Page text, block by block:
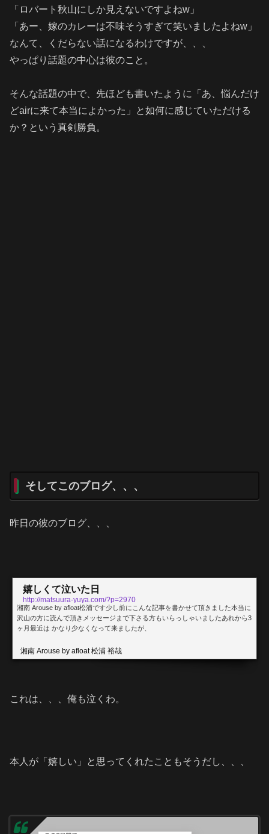
「ロバート秋山にしか見えないですよねw」
「あー、嫁のカレーは不味そうすぎて笑いましたよねw」
なんて、くだらない話になるわけですが、、、
やっぱり話題の中心は彼のこと。
そんな話題の中で、先ほども書いたように「あ、悩んだけ
どairに来て本当によかった」と如何に感じていただける
か？という真剣勝負。
そしてこのブログ、、、
昨日の彼のブログ、、、
嬉しくて泣いた日
http://matsuura-yuya.com/?p=2970
湘南 Arouse by afloat松浦です少し前にこんな記事を書かせて頂きました本当に
沢山の方に読んで頂きメッセージまで下さる方もいらっしゃいましたあれから3
ヶ月最近は かなり少なくなって来ましたが、
湘南 Arouse by afloat 松浦 裕哉
これは、、、俺も泣くわ。
本人が「嬉しい」と思ってくれたこともそうだし、、、